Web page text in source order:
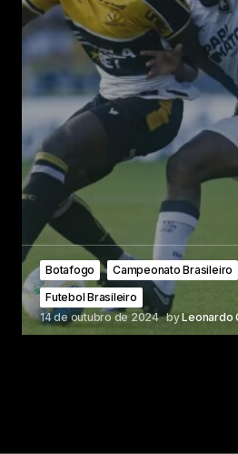
Botafogo Campeonato Brasileiro
Futebol Brasileiro
14 de outubro de 2024 byLeonardo